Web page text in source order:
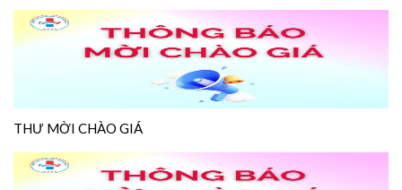
THƯ MỜI CHÀO GIÁ